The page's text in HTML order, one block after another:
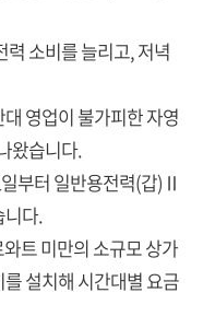
소비를 늘리고, 저녁
영업이 불가피한 자영
왔습니다.
부터 일반용전력(갑)Ⅱ
다.
트 미만의 소규모 상가
설치해 시간대별 요금